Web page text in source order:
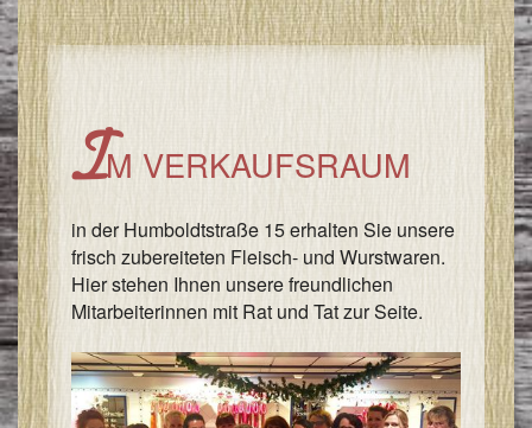
ÜBER UNS
/
/
&
/
PARTNER
IM VERKAUFSRAUM
in der Humboldtstraße 15 erhalten Sie unsere
frisch zubereiteten Fleisch- und Wurstwaren.
Hier stehen Ihnen unsere freundlichen
Mitarbeiterinnen mit Rat und Tat zur Seite.